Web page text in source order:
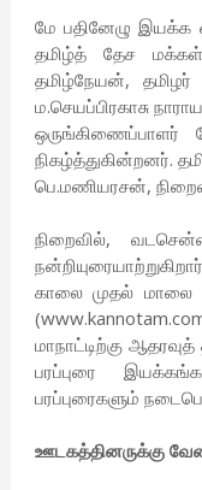
மே பதினேழு இயக்க
தமிழ்த் தேச
தமிழ்நேயன்,
ம.செயப்பிரகாசு
நிகழ்த்துகின்றனர்.
பெ.மணியரசன்,
நிறைவில்,
காலை முதல்
மாநாட்டிற்கு ஆதரவுத்
பரப்புரை
பரப்புரைகளும்
ஊடகத்தினருக்கு